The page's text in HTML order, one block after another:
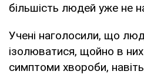
більшість людей уже не
Учені наголосили, що
ізолюватися, щойно в них
симптоми хвороби,